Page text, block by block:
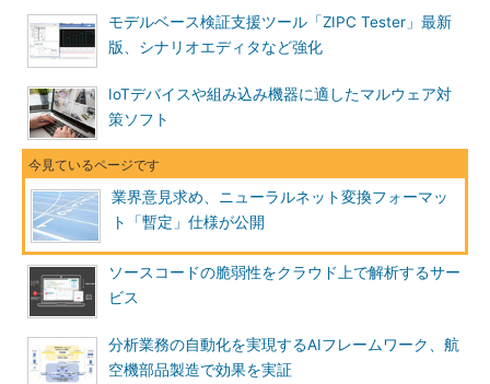
モデルベース検証支援ツール「ZIPC Tester」最新
版、シナリオエディタなど強化
IoTデバイスや組み込み機器に適したマルウェア対
策ソフト
業界意見求め、ニューラルネット変換フォーマッ
ト「暫定」仕様が公開
ソースコードの脆弱性をクラウド上で解析するサー
ビス
分析業務の自動化を実現するAIフレームワーク、航
空機部品製造で効果を実証